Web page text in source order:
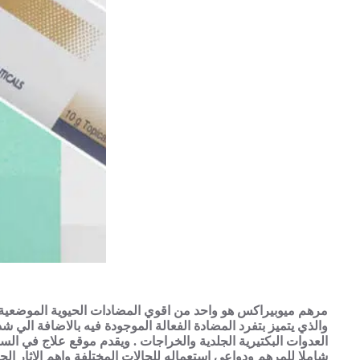
مرهم ميوبيراكس هو واحد من اقوي المضادات الحيوية
والذي يتميز بتفرد المضادة الفعالة الموجودة فيه بالاضافة
العدوات البكتيرية الجلدية والخراجات . ويقدم موقع علاج في
شاملا للمرهم ودواعي استعماله للحالات المختلفة واهم الاثار